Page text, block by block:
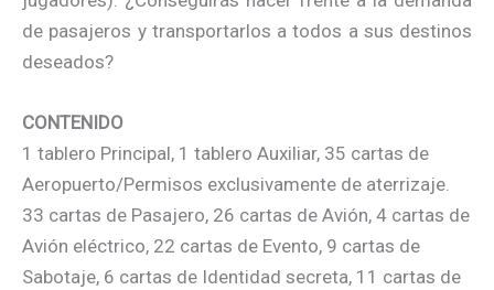
de pasajeros y transportarlos a todos a sus destinos
deseados?
CONTENIDO
1 tablero Principal, 1 tablero Auxiliar, 35 cartas de
Aeropuerto/Permisos exclusivamente de aterrizaje.
33 cartas de Pasajero, 26 cartas de Avión, 4 cartas de
Avión eléctrico, 22 cartas de Evento, 9 cartas de
Sabotaje, 6 cartas de Identidad secreta, 11 cartas de